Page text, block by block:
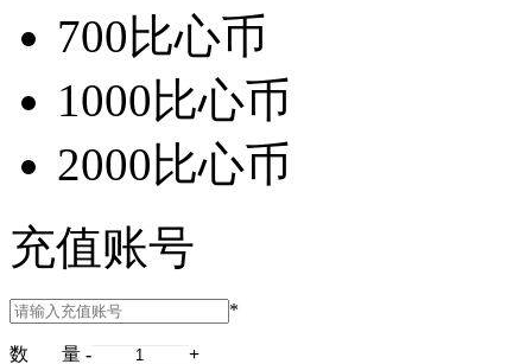
700比心币
1000比心币
2000比心币
充值账号
*
数 量 - +